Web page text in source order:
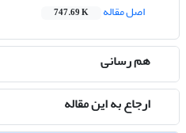
اصل مقاله
747.69 K
هم رسانی
ارجاع به این مقاله